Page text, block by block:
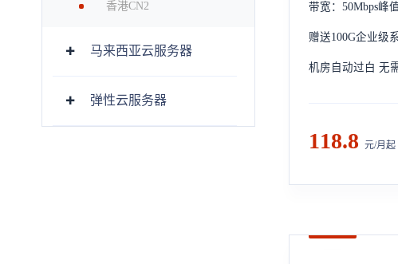
香港CN2
马来西亚云服务器
弹性云服务器
带宽：50Mbps峰
赠送100G企业级
机房自动过白 无
118.8 元/月起